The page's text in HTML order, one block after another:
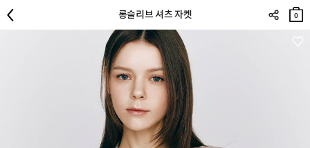
롱슬리브 셔츠 자켓
장바
구니
0